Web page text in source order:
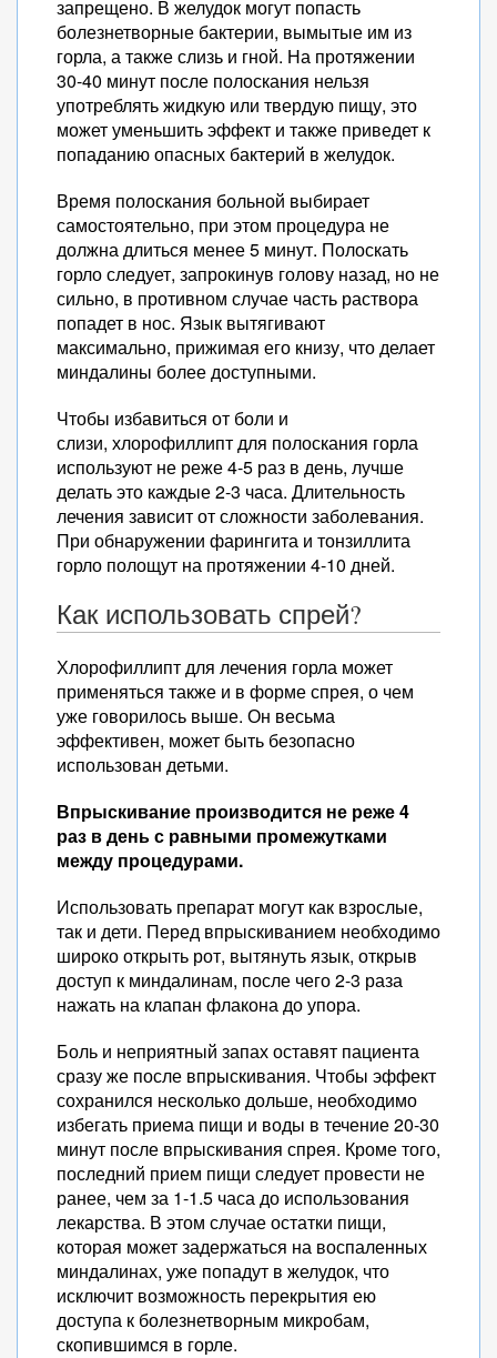
запрещено. В желудок могут попасть
болезнетворные бактерии, вымытые им из
горла, а также слизь и гной. На протяжении
30-40 минут после полоскания нельзя
употреблять жидкую или твердую пищу, это
может уменьшить эффект и также приведет к
попаданию опасных бактерий в желудок.
Время полоскания больной выбирает
самостоятельно, при этом процедура не
должна длиться менее 5 минут. Полоскать
горло следует, запрокинув голову назад, но не
сильно, в противном случае часть раствора
попадет в нос. Язык вытягивают
максимально, прижимая его книзу, что делает
миндалины более доступными.
Чтобы избавиться от боли и
слизи, хлорофиллипт для полоскания горла
используют не реже 4-5 раз в день, лучше
делать это каждые 2-3 часа. Длительность
лечения зависит от сложности заболевания.
При обнаружении фарингита и тонзиллита
горло полощут на протяжении 4-10 дней.
Как использовать спрей?
Хлорофиллипт для лечения горла может
применяться также и в форме спрея, о чем
уже говорилось выше. Он весьма
эффективен, может быть безопасно
использован детьми.
Впрыскивание производится не реже 4
раз в день с равными промежутками
между процедурами.
Использовать препарат могут как взрослые,
так и дети. Перед впрыскиванием необходимо
широко открыть рот, вытянуть язык, открыв
доступ к миндалинам, после чего 2-3 раза
нажать на клапан флакона до упора.
Боль и неприятный запах оставят пациента
сразу же после впрыскивания. Чтобы эффект
сохранился несколько дольше, необходимо
избегать приема пищи и воды в течение 20-30
минут после впрыскивания спрея. Кроме того,
последний прием пищи следует провести не
ранее, чем за 1-1.5 часа до использования
лекарства. В этом случае остатки пищи,
которая может задержаться на воспаленных
миндалинах, уже попадут в желудок, что
исключит возможность перекрытия ею
доступа к болезнетворным микробам,
скопившимся в горле.